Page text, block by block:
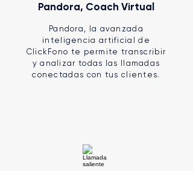
Pandora, Coach Virtual
Pandora, la avanzada
inteligencia artificial de
ClickFono te permite transcribir
y analizar todas las llamadas
conectadas con tus clientes.